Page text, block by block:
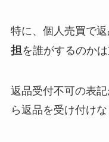
特に、個人売買で返
担 を誰がするのか
返品受付不可の表
ら返品を受け付け